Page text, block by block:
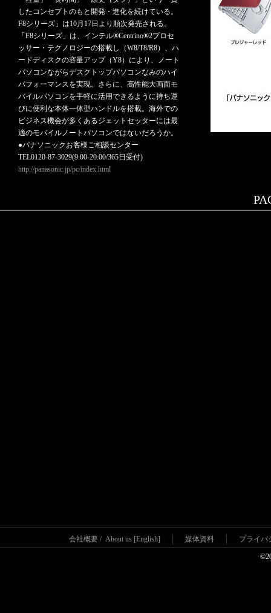
したコンセプトのもと開発・進化を続けている。
F8シリーズ」は10月17日より順次発売される。
「F8シリーズ」は、インテル®Centrino®2プロセ
ッサー・テクノロジーの搭載し（W8/T8/R8）、ハ
ードディスクの容量アップ（Y8）により、ノート
パソコンながらデスクトップパソコンなみのハイ
パフォーマンスを実現。さらに、高性能大画面モ
バイルパソコンを手軽に活用できるように持ち運
びに便利な本体一体型ハンドルを搭載。海外での
ビジネス機会が多くあるジェットセッターには最
適のモバイルノートパソコンではないだろうか。
●パナソニックお客様ご相談センター
TEL0120-87-3029(9:00-20:00/365日受付)
http://panasonic.jp/pc/index.html
会社概要 / About us [English] 媒体資料 プライバ